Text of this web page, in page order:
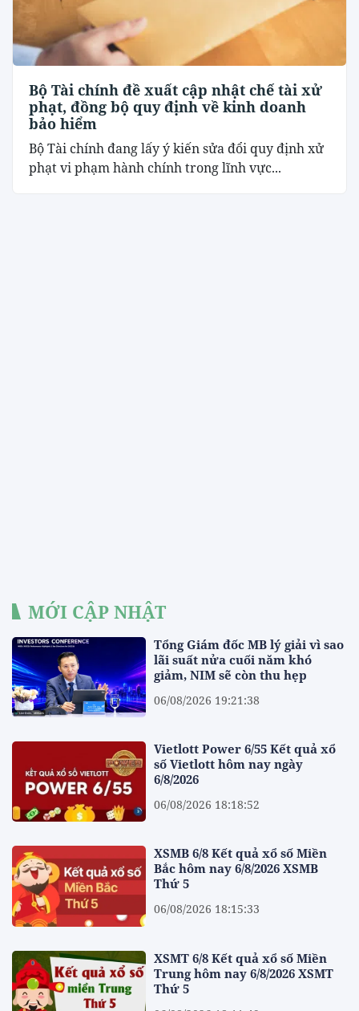
Bộ Tài chính đề xuất cập nhật chế tài xử
phạt, đồng bộ quy định về kinh doanh
bảo hiểm
Bộ Tài chính đang lấy ý kiến sửa đổi quy định xử
phạt vi phạm hành chính trong lĩnh vực...
MỚI CẬP NHẬT
Tổng Giám đốc MB lý giải vì sao
lãi suất nửa cuối năm khó
giảm, NIM sẽ còn thu hẹp
06/08/2026 19:21:38
Vietlott Power 6/55 Kết quả xổ
số Vietlott hôm nay ngày
6/8/2026
06/08/2026 18:18:52
XSMB 6/8 Kết quả xổ số Miền
Bắc hôm nay 6/8/2026 XSMB
Thứ 5
06/08/2026 18:15:33
XSMT 6/8 Kết quả xổ số Miền
Trung hôm nay 6/8/2026 XSMT
Thứ 5